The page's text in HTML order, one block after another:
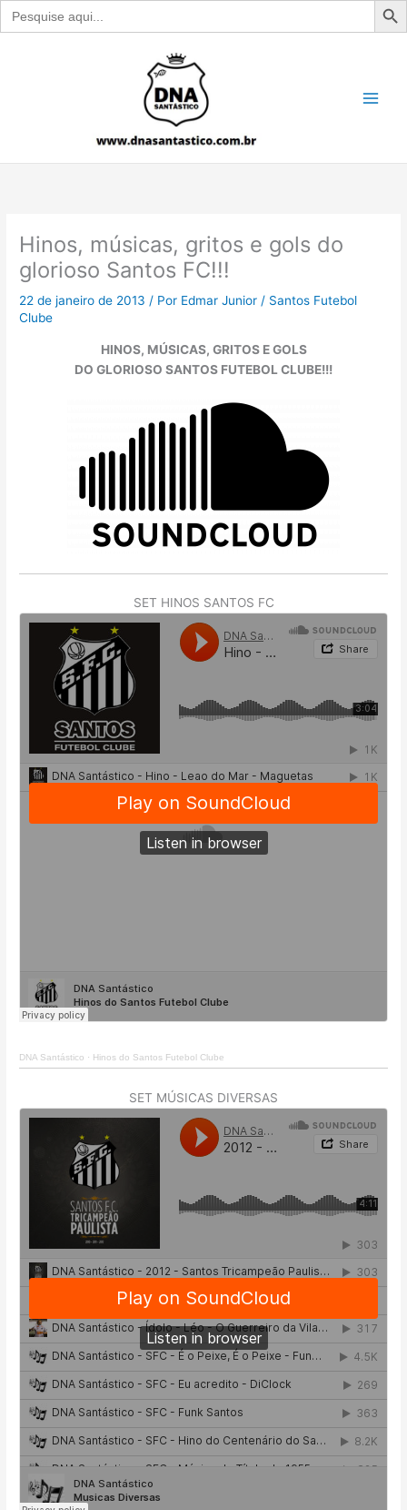
Search
for:
Hinos, músicas, gritos e gols do
glorioso Santos FC!!!
22 de janeiro de 2013/ Por Edmar Junior/ Santos Futebol
Clube
HINOS, MÚSICAS, GRITOS E GOLS
DO GLORIOSO SANTOS FUTEBOL CLUBE!!!
SET HINOS SANTOS FC
DNA Santástico · Hinos do Santos Futebol Clube
SET MÚSICAS DIVERSAS